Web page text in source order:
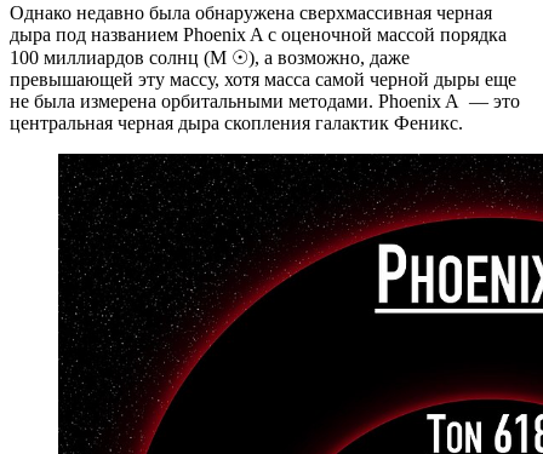
Однако недавно была обнаружена сверхмассивная черная
дыра под названием Phoenix A с оценочной массой порядка
100 миллиардов солнц (M ☉), а возможно, даже
превышающей эту массу, хотя масса самой черной дыры еще
не была измерена орбитальными методами. Phoenix A — это
центральная черная дыра скопления галактик Феникс.